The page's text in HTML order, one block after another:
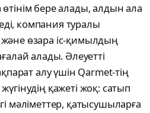
бере алады, алдын ала
компания туралы
өзара іс-қимылдың
алады. Әлеуетті
алу үшін Qarmet-тің
қажеті жоқ: сатып
мәліметтер, қатысушыларға